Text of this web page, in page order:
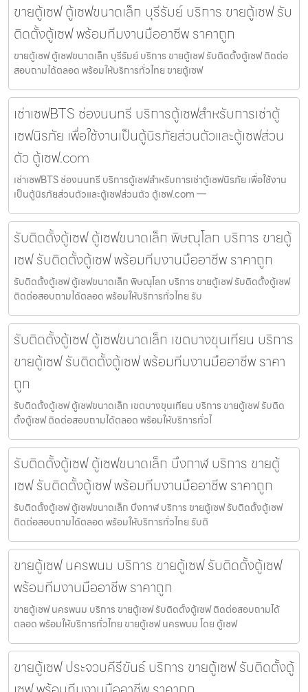
ขายตู้เซฟ ตู้เซฟขนาดเล็ก บุรีรัมย์ บริการ ขายตู้เซฟ รับ
ติดตั้งตู้เซฟ พร้อมทีมงานมืออาชีพ ราคาถูก
ขายตู้เซฟ ตู้เซฟขนาดเล็ก บุรีรัมย์ บริการ ขายตู้เซฟ รับติดตั้งตู้เซฟ ติดต่อ
สอบถามได้ตลอด พร้อมให้บริการทั่วไทย ขายตู้เซฟ
เช่าเซฟBTS ช่องนนทรี บริการตู้เซฟสำหรับการเช่าตู้
เซฟนิรภัย เพื่อใช้งานเป็นตู้นิรภัยส่วนตัวและตู้เซฟส่วน
ตัว ตู้เซฟ.com
เช่าเซฟBTS ช่องนนทรี บริการตู้เซฟสำหรับการเช่าตู้เซฟนิรภัย เพื่อใช้งาน
เป็นตู้นิรภัยส่วนตัวและตู้เซฟส่วนตัว ตู้เซฟ.com —
รับติดตั้งตู้เซฟ ตู้เซฟขนาดเล็ก พิษณุโลก บริการ ขายตู้
เซฟ รับติดตั้งตู้เซฟ พร้อมทีมงานมืออาชีพ ราคาถูก
รับติดตั้งตู้เซฟ ตู้เซฟขนาดเล็ก พิษณุโลก บริการ ขายตู้เซฟ รับติดตั้งตู้เซฟ
ติดต่อสอบถามได้ตลอด พร้อมให้บริการทั่วไทย รับ
รับติดตั้งตู้เซฟ ตู้เซฟขนาดเล็ก เขตบางขุนเทียน บริการ
ขายตู้เซฟ รับติดตั้งตู้เซฟ พร้อมทีมงานมืออาชีพ ราคา
ถูก
รับติดตั้งตู้เซฟ ตู้เซฟขนาดเล็ก เขตบางขุนเทียน บริการ ขายตู้เซฟ รับติด
ตั้งตู้เซฟ ติดต่อสอบถามได้ตลอด พร้อมให้บริการทั่วไ
รับติดตั้งตู้เซฟ ตู้เซฟขนาดเล็ก บึงกาฬ บริการ ขายตู้
เซฟ รับติดตั้งตู้เซฟ พร้อมทีมงานมืออาชีพ ราคาถูก
รับติดตั้งตู้เซฟ ตู้เซฟขนาดเล็ก บึงกาฬ บริการ ขายตู้เซฟ รับติดตั้งตู้เซฟ
ติดต่อสอบถามได้ตลอด พร้อมให้บริการทั่วไทย รับติ
ขายตู้เซฟ นครพนม บริการ ขายตู้เซฟ รับติดตั้งตู้เซฟ
พร้อมทีมงานมืออาชีพ ราคาถูก
ขายตู้เซฟ นครพนม บริการ ขายตู้เซฟ รับติดตั้งตู้เซฟ ติดต่อสอบถามได้
ตลอด พร้อมให้บริการทั่วไทย ขายตู้เซฟ นครพนม โดย ตู้เซฟ
ขายตู้เซฟ ประจวบคีรีขันธ์ บริการ ขายตู้เซฟ รับติดตั้งตู้